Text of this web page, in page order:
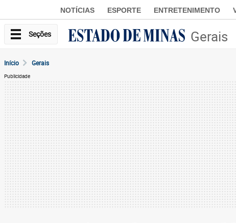
NOTÍCIAS ESPORTE ENTRETENIMENTO
Seções Gerais
Início Gerais
Publicidade